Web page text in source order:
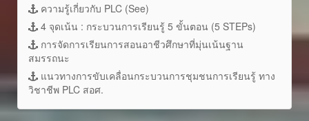
ความรู้เกี่ยวกับ PLC (See)
4 จุดเน้น : กระบวนการเรียนรู้ 5 ขั้นตอน (5 STEPs)
การจัดการเรียนการสอนอาชีวศึกษาที่มุ่นเน้นฐาน
สมรรถนะ
แนวทางการขับเคลื่อนกระบวนการชุมชนการเรียนรู้ ทาง
วิชาชีพ PLC สอศ.